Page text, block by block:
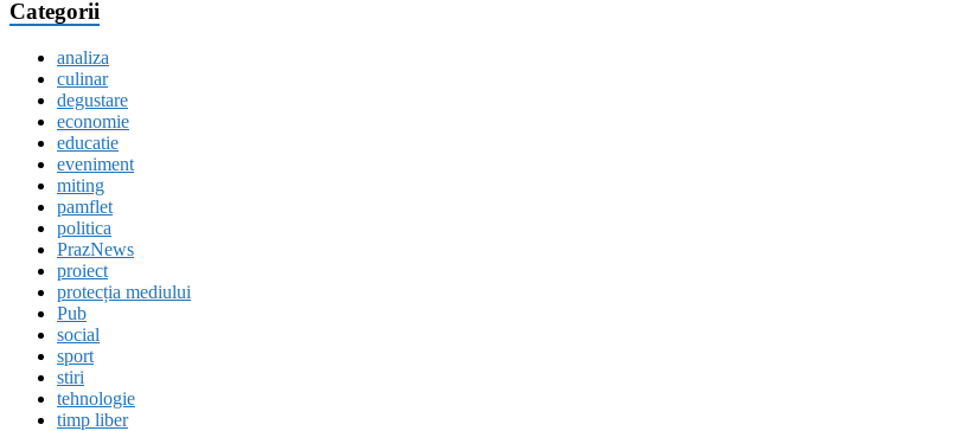
Categorii
analiza
culinar
degustare
economie
educatie
eveniment
miting
pamflet
politica
PrazNews
proiect
protecția mediului
Pub
social
sport
stiri
tehnologie
timp liber